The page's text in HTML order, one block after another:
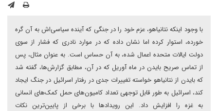
با وجود اینکه نتانیاهو، عزم خود را در جنگی که آینده سیاسی‌اش به آن گره
خورده، استوار کرده اما نشان داده که در موارد نادری که فشار از سوی
دولت ایالات متحده اعمال شده، به آن حساس است. به عنوان مثال، پس
از تماس صریح بایدن در ماه آوریل که در آن، مطابق گزارش‌ها، گفته شد
که بایدن از نتانیاهو خواسته تغییرات جدی در رفتار اسرائیل در جنگ ایجاد
کند، اسرائیل به طور قابل توجهی تعداد کامیون‌های حمل کمک‌های انسانی
به غزه را افزایش داد. این رویدادها با برخی از پایین‌ترین نکات